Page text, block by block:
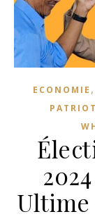
ECONOMIE ,
Ultime